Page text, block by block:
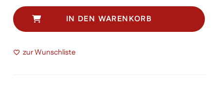
Alox
Menge
IN DEN WARENKORB
zur Wunschliste